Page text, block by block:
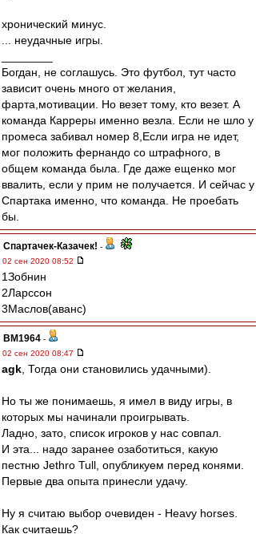
хронический минус.
... неудачные игры.
Богдан, не соглашусь. Это футбол, тут часто
зависит очень много от желания,
фарта,мотивации. Но везет тому, кто везет. А
команда Карреры именно везла. Если не шло у
промеса забивал номер 8,Если игра не идет,
мог положить фернандо со штрафного, в
общем команда была. Где даже ещенко мог
ввалить, если у прим не получается. И сейчас у
Спартака именно, что команда. Не проебать
бы.
Спартачек-Казачек! -
02 сен 2020 08:52
1Зобнин
2Ларссон
3Маслов(аванс)
BM1964 -
02 сен 2020 08:47
agk , Тогда они становились удачными).
Но ты же понимаешь, я имел в виду игры, в
которых мы начинали проигрывать.
Ладно, зато, список игроков у нас совпал.
И эта... надо заранее озаботиться, какую
пестню Jethro Tull, опубликуем перед конями.
Первые два опыта принесли удачу.
Ну я считаю выбор очевиден - Heavy horses.
Как считаешь?